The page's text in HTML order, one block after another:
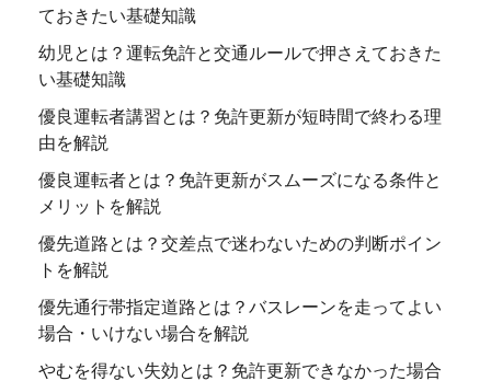
ておきたい基礎知識
幼児とは？運転免許と交通ルールで押さえておきた
い基礎知識
優良運転者講習とは？免許更新が短時間で終わる理
由を解説
優良運転者とは？免許更新がスムーズになる条件と
メリットを解説
優先道路とは？交差点で迷わないための判断ポイン
トを解説
優先通行帯指定道路とは？バスレーンを走ってよい
場合・いけない場合を解説
やむを得ない失効とは？免許更新できなかった場合